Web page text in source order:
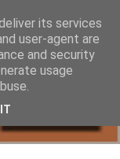
its services
user-agent are
and security
usage